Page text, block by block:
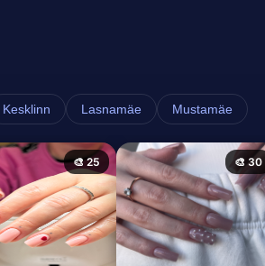
Kesklinn Lasnamäe Mustamäe
🎨 25 🎨 30